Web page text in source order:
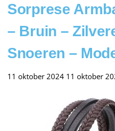
Sorprese
– Bruin –
Snoeren –
11 oktober 2024 11 oktober